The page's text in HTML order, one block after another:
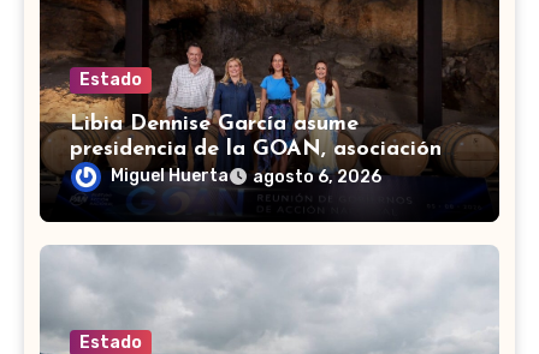
Estado
Libia Dennise García asume
presidencia de la GOAN, asociación
de gobernadores de Acción Nacional
Miguel Huerta agosto 6, 2026
Estado